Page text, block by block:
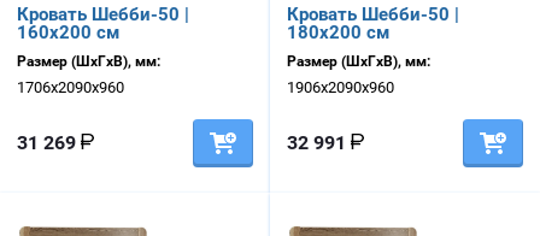
Кровать Шебби-50 |
160х200 см
Размер (ШхГхВ), мм:
1706х2090х960
31 269
Кровать Шебби-50 |
180х200 см
Размер (ШхГхВ), мм:
1906х2090х960
32 991